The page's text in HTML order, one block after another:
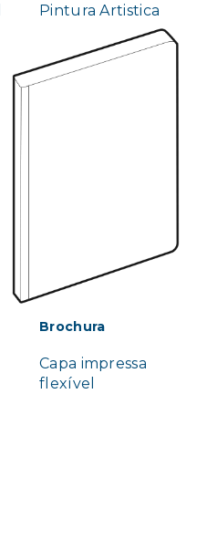
Pintura Artistica
Brochura
Capa impressa
flexível